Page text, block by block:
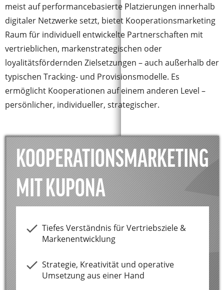
meist auf performancebasierte Platzierungen innerhalb
digitaler Netzwerke setzt, bietet Kooperationsmarketing
Raum für individuell entwickelte Partnerschaften mit
vertrieblichen, markenstrategischen oder
loyalitätsfördernden Zielsetzungen – auch außerhalb der
typischen Tracking- und Provisionsmodelle. Es
ermöglicht Kooperationen auf einem anderen Level –
persönlicher, individueller, strategischer.
KOOPERATIONSMARKETING
MIT KUPONA
Tiefes Verständnis für Vertriebsziele &
Markenentwicklung
Strategie, Kreativität und operative
Umsetzung aus einer Hand